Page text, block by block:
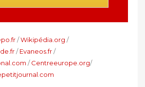
/Wikipédia.org /
/Evaneos.fr/
/Centreeurope.org/